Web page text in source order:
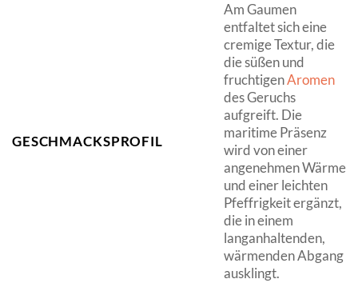
GESCHMACKSPROFIL
Am Gaumen
entfaltet sich eine
cremige Textur, die
die süßen und
fruchtigenAromen
des Geruchs
aufgreift. Die
maritime Präsenz
wird von einer
angenehmen Wärme
und einer leichten
Pfeffrigkeit ergänzt,
die in einem
langanhaltenden,
wärmenden Abgang
ausklingt.